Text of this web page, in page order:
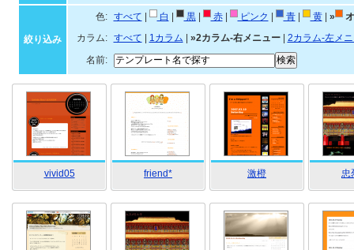
絞り込み
色: すべて 白 黒| 赤| ピンク 青| 黄| »
カラム:
すべて 1カラム »2カラム-右メニュー| 2カラム-左メ
名前:
vivid05 friend* 激橙 忠